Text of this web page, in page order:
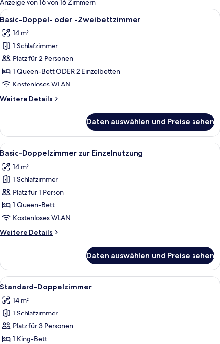
Zimmer
Anzeige von 16 von 16 Zimmern
Alle
Fotos
für
Basic-
Doppel-
oder
-
anzeigen
Ein Hotelzimmer mit einem Bett,
7
Basic-Doppel- oder -Zweibettzimmer
14 m²
1 Schlafzimmer
Platz für 2 Personen
1 Queen-Bett ODER 2 Einzelbetten
Kostenloses WLAN
Weitere Details
Weitere
Doppel-
oder
-
Zweibettzimmer
Daten auswählen und Preise sehen
Alle
Fotos
für
Basic-
Doppelzimmer
zur
Einzelnutzung
Ein Hotelzimmer mit einem Bett,
7
Basic-Doppelzimmer zur Einzelnutzung
14 m²
1 Schlafzimmer
Platz für 1 Person
1 Queen-Bett
Kostenloses WLAN
Weitere Details
Weitere
Doppelzimmer
zur
Einzelnutzung
Daten auswählen und Preise sehen
Alle
Fotos
für
Standard-
Doppelzimmer
anzeigen
Ein modernes Hotelzimmer mit
6
Standard-Doppelzimmer
14 m²
1 Schlafzimmer
Platz für 3 Personen
1 King-Bett